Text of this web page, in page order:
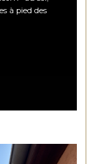
à pied des